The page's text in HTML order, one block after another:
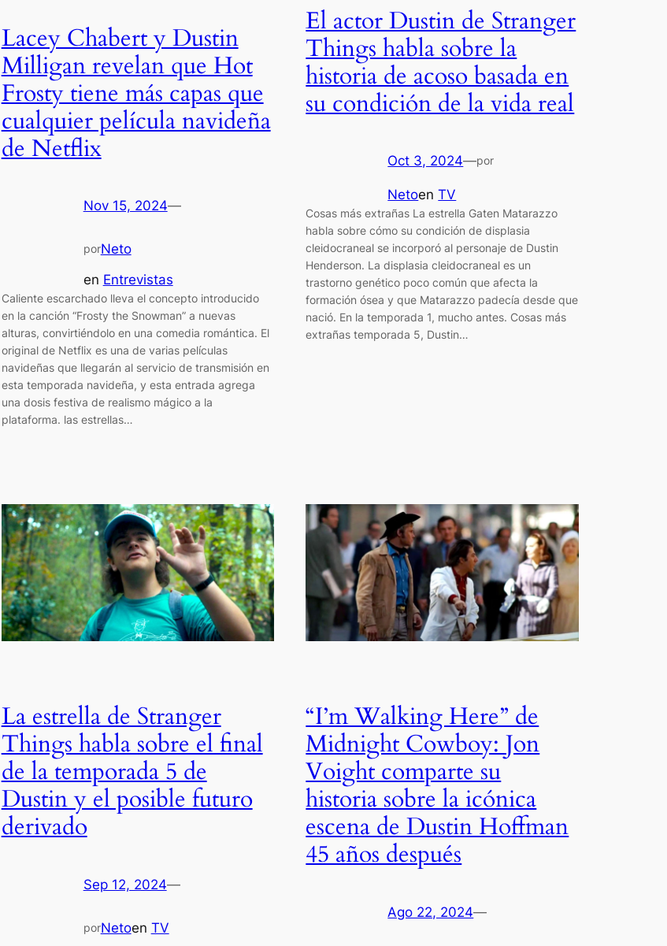
Lacey Chabert y Dustin
Milligan revelan que Hot
Frosty tiene más capas que
cualquier película navideña
de Netflix
Nov 15, 2024—
porNeto
en Entrevistas
Caliente escarchado lleva el concepto introducido
en la canción “Frosty the Snowman” a nuevas
alturas, convirtiéndolo en una comedia romántica. El
original de Netflix es una de varias películas
navideñas que llegarán al servicio de transmisión en
esta temporada navideña, y esta entrada agrega
una dosis festiva de realismo mágico a la
plataforma. las estrellas…
El actor Dustin de Stranger
Things habla sobre la
historia de acoso basada en
su condición de la vida real
Oct 3, 2024—por
NetoenTV
Cosas más extrañas La estrella Gaten Matarazzo
habla sobre cómo su condición de displasia
cleidocraneal se incorporó al personaje de Dustin
Henderson. La displasia cleidocraneal es un
trastorno genético poco común que afecta la
formación ósea y que Matarazzo padecía desde que
nació. En la temporada 1, mucho antes. Cosas más
extrañas temporada 5, Dustin…
La estrella de Stranger
Things habla sobre el final
de la temporada 5 de
Dustin y el posible futuro
derivado
Sep 12, 2024—
porNetoen TV
“I’m Walking Here” de
Midnight Cowboy: Jon
Voight comparte su
historia sobre la icónica
escena de Dustin Hoffman
45 años después
Ago 22, 2024—